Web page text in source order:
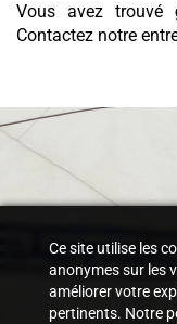
Vous avez trouvé
Contactez notre
Ce site utilise les
anonymes sur les
améliorer votre
pertinents. Notre